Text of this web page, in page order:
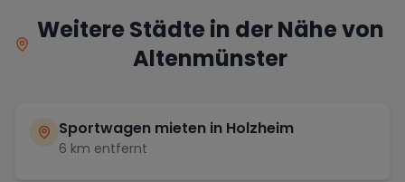
Weitere Städte in der Nähe von
Altenmünster
Sportwagen mieten in Holzheim
6 km entfernt